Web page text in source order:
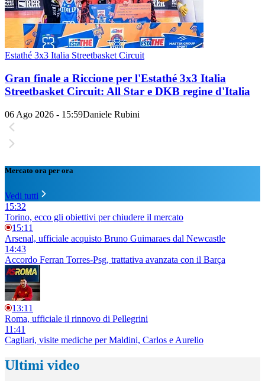
Estathé 3x3 Italia Streetbasket Circuit
Gran finale a Riccione per l'Estathé 3x3 Italia
Streetbasket Circuit: All Star e DKB regine d'Italia
06 Ago 2026 - 15:59Daniele Rubini
Mercato ora per ora
Vedi tutti
15:32
Torino, ecco gli obiettivi per chiudere il mercato
15:11
Arsenal, ufficiale acquisto Bruno Guimaraes dal Newcastle
14:43
Accordo Ferran Torres-Psg, trattativa avanzata con il Barça
13:11
Roma, ufficiale il rinnovo di Pellegrini
11:41
Cagliari, visite mediche per Maldini, Carlos e Aurelio
Ultimi video